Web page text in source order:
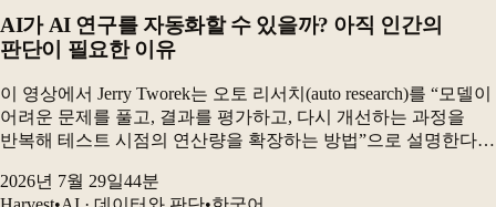
AI가 AI 연구를 자동화할 수 있을까? 아직 인간의
판단이 필요한 이유
이 영상에서 Jerry Tworek는 오토 리서치(auto research)를 “모델이
어려운 문제를 풀고, 결과를 평가하고, 다시 개선하는 과정을
반복해 테스트 시점의 연산량을 확장하는 방법”으로 설명한다.
다양하게 만들어내지 못...
2026년 7월 29일44분